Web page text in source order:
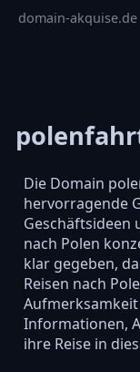
domain-akquise.de
Die Domain
hervorragende
Geschäftsideen
nach Polen
klar gegeben,
Reisen nach
Informationen,
ihre Reise in